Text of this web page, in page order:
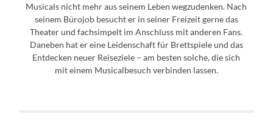
Musicals nicht mehr aus seinem Leben wegzudenken. Nach
seinem Bürojob besucht er in seiner Freizeit gerne das
Theater und fachsimpelt im Anschluss mit anderen Fans.
Daneben hat er eine Leidenschaft für Brettspiele und das
Entdecken neuer Reiseziele – am besten solche, die sich
mit einem Musicalbesuch verbinden lassen.